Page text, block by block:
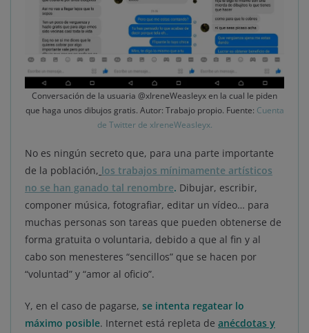
Conversación de la usuaria @xIreneWeasleyx en la cual le piden
que haga unos dibujos gratis. Autor: Trabajo propio. Fuente: Cuenta
de Twitter de xIreneWeasleyx.
No es ningún secreto que, para una parte importante
de la población, los trabajos mínimamente artísticos
no se han ganado tal renombre. Dibujar, escribir,
componer música, fotografiar, editar un vídeo… para
muchas personas son tareas que pueden obtenerse de
forma gratuita o voluntaria, debido a que al fin y al
cabo son menesteres “sencillos” que se hacen por
“voluntad” y “amor al oficio”.
Y, en el caso de pagarse, se intenta regatear lo
máximo posible. Internet está repleta de anécdotas y